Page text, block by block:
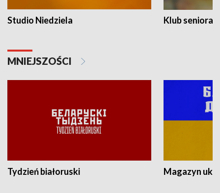
Studio Niedziela Klub seniora
MNIEJSZOŚCI
Tydzień białoruski Magazyn